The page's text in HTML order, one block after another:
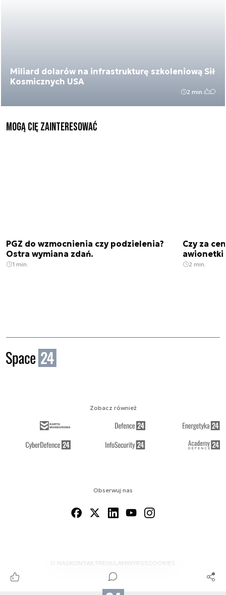
Miliard dolarów na infrastrukturę szkoleniową Sił
Kosmicznych USA
2 min.
Mogą Cię zainteresować
PGZ do wzmocnienia czy podzielenia?
Ostra wymiana zdań.
1 min.
Czy za
awionetki
2 min.
Obserwuj nas
O NAS KONTAKTREGULAMINYRSS COOKIES
Zobacz również